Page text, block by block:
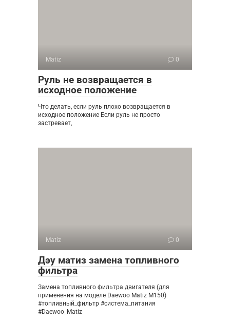
Matiz 0
Руль не возвращается в
исходное положение
Что делать, если руль плохо возвращается в
исходное положение Если руль не просто
застревает,
Matiz 0
Дэу матиз замена топливного
фильтра
Замена топливного фильтра двигателя (для
применения на моделе Daewoo Matiz M150)
#топливный_фильтр #система_питания
#Daewoo_Matiz